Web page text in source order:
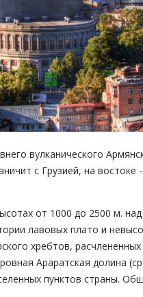
вулканического
с Грузией, на
от 1000 до 2500 м.
лавовых плато и
хребтов,
Араратская долина
пунктов страны.